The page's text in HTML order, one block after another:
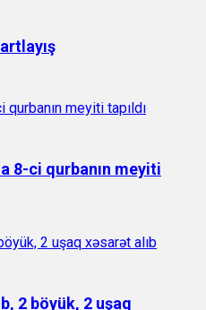
8-ci qurbanın meyiti
2 böyük, 2 uşaq